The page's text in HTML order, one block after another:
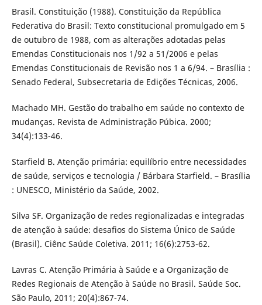
Brasil. Constituição (1988). Constituição da República
Federativa do Brasil: Texto constitucional promulgado em 5
de outubro de 1988, com as alterações adotadas pelas
Emendas Constitucionais nos 1/92 a 51/2006 e pelas
Emendas Constitucionais de Revisão nos 1 a 6/94. – Brasília :
Senado Federal, Subsecretaria de Edições Técnicas, 2006.
Machado MH. Gestão do trabalho em saúde no contexto de
mudanças. Revista de Administração Púbica. 2000;
34(4):133-46.
Starfield B. Atenção primária: equilíbrio entre necessidades
de saúde, serviços e tecnologia / Bárbara Starfield. – Brasília
: UNESCO, Ministério da Saúde, 2002.
Silva SF. Organização de redes regionalizadas e integradas
de atenção à saúde: desafios do Sistema Único de Saúde
(Brasil). Ciênc Saúde Coletiva. 2011; 16(6):2753-62.
Lavras C. Atenção Primária à Saúde e a Organização de
Redes Regionais de Atenção à Saúde no Brasil. Saúde Soc.
São Paulo, 2011; 20(4):867-74.